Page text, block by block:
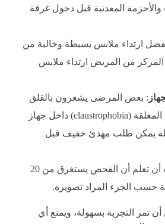
المعدنية قبل دخول غرفة
ارتداء ملابس بسيطة وخالية من
المركز من المريض ارتداء ملابس
: بعض المرضى يشعرون بالقلق
أو الخوف من الأماكن المغلقة (claustrophobia) داخل جهاز
يمكن طلب مهدئ خفيف قبل
: يجب أن تعلم أن الفحص يستغرق من 20
حسب الجزء المراد تصويره.
أن تمر التجربة بسهولة، ويمنع أي